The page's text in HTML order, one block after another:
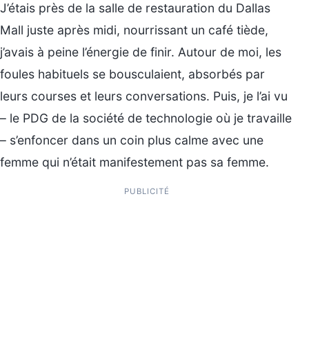
J’étais près de la salle de restauration du Dallas
Mall juste après midi, nourrissant un café tiède,
j’avais à peine l’énergie de finir. Autour de moi, les
foules habituels se bousculaient, absorbés par
leurs courses et leurs conversations. Puis, je l’ai vu
– le PDG de la société de technologie où je travaille
– s’enfoncer dans un coin plus calme avec une
femme qui n’était manifestement pas sa femme.
PUBLICITÉ